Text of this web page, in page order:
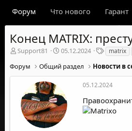
Форум Что нового Гарант
Конец MATRIX:
А
т
о
м
Support81
Д
т
а
а
ч
а
л
05.12.2024
Т
е
г
и
matrix
Форум Общий раздел Новости в
05.12.2024